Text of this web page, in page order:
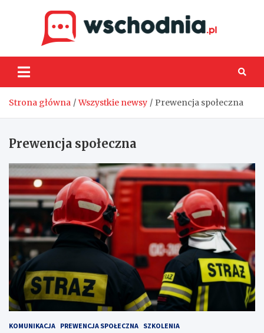
Strona główna Wszystkie newsy Prewencja społeczna
Prewencja społeczna
KOMUNIKACJA PREWENCJA SPOŁECZNA SZKOLENIA